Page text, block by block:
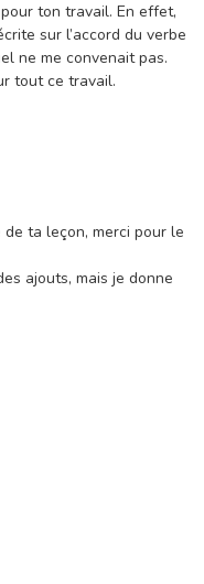
ton travail. En effet,
sur l’accord du verbe
ne me convenait pas.
tout ce travail.
de ta leçon, merci pour le
ajouts, mais je donne